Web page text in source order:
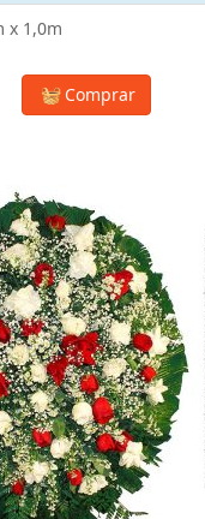
x 1,0m
Comprar